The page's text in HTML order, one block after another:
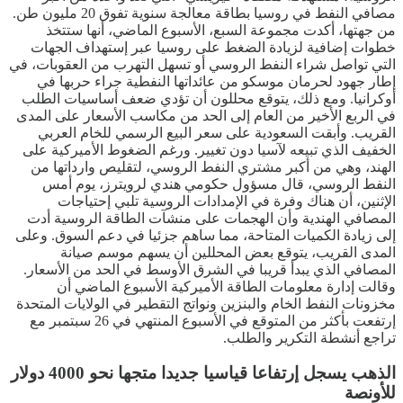
مصافي النفط في روسيا بطاقة معالجة سنوية تفوق 20 مليون طن.
من جهتها، أكدت مجموعة السبع، الأسبوع الماضي، أنها ستتخذ
خطوات إضافية لزيادة الضغط على روسيا عبر إستهداف الجهات
التي تواصل شراء النفط الروسي أو تسهل التهرب من العقوبات، في
إطار جهود لحرمان موسكو من عائداتها النفطية جراء حربها في
أوكرانيا. ومع ذلك، يتوقع محللون أن تؤدي ضعف أساسيات الطلب
في الربع الأخير من العام إلى الحد من مكاسب الأسعار على المدى
القريب. وأبقت السعودية على سعر البيع الرسمي للخام العربي
الخفيف الذي تبيعه لآسيا دون تغيير. ورغم الضغوط الأميركية على
الهند، وهي من أكبر مشتري النفط الروسي، لتقليص وارداتها من
النفط الروسي، قال مسؤول حكومي هندي لرويترز، يوم أمس
الإثنين، أن هناك وفرة في الإمدادات الروسية تلبي إحتياجات
المصافي الهندية وأن الهجمات على منشآت الطاقة الروسية أدت
إلى زيادة الكميات المتاحة، مما ساهم جزئيا في دعم السوق. وعلى
المدى القريب، يتوقع بعض المحللين أن يسهم موسم صيانة
المصافي الذي يبدأ قريبا في الشرق الأوسط في الحد من الأسعار.
وقالت إدارة معلومات الطاقة الأميركية الأسبوع الماضي أن
مخزونات النفط الخام والبنزين ونواتج التقطير في الولايات المتحدة
إرتفعت بأكثر من المتوقع في الأسبوع المنتهي في 26 سبتمبر مع
تراجع أنشطة التكرير والطلب.
الذهب يسجل إرتفاعا قياسيا جديدا متجها نحو 4000 دولار
للأونصة